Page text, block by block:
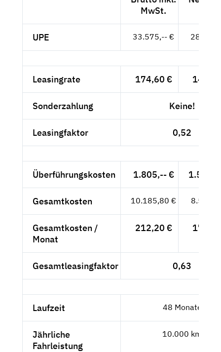
MwSt.
UPE 33.575,-- €
Leasingrate 174,60 €
Sonderzahlung Keine!
Leasingfaktor 0,52
Überführungskosten 1.805,-- €
Gesamtkosten 10.185,80 €
Gesamtkosten /
Monat
212,20 €
Gesamtleasingfaktor 0,63
Laufzeit 48 Monate
Jährliche
Fahrleistung
10.000 km